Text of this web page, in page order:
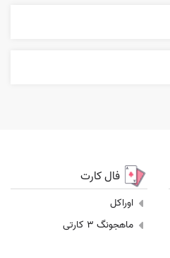
فال کارت
اوراکل
ماهجونگ 3 کارتی